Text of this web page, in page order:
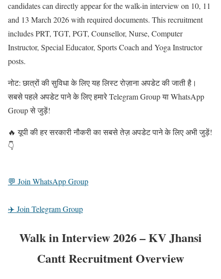
candidates can directly appear for the walk-in interview on 10, 11
and 13 March 2026 with required documents. This recruitment
includes PRT, TGT, PGT, Counsellor, Nurse, Computer
Instructor, Special Educator, Sports Coach and Yoga Instructor
posts.
नोट: छात्रों की सुविधा के लिए यह लिस्ट रोज़ाना अपडेट की जाती है।
सबसे पहले अपडेट पाने के लिए हमारे Telegram Group या WhatsApp
Group से जुड़ें!
🔥 यूपी की हर सरकारी नौकरी का सबसे तेज़ अपडेट पाने के लिए अभी जुड़ें!
👇
💬 Join WhatsApp Group
✈️ Join Telegram Group
Walk in Interview 2026 – KV Jhansi
Cantt Recruitment Overview